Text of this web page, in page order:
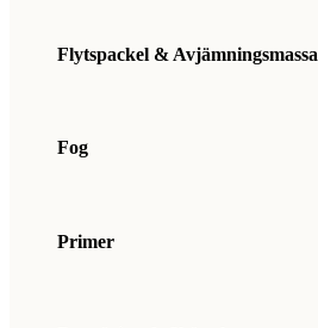
Flytspackel & Avjämningsmassa
Fog
Primer